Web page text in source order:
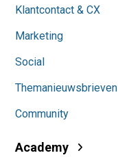
Klantcontact & CX
Marketing
Social
Themanieuwsbrieven
Community
Academy